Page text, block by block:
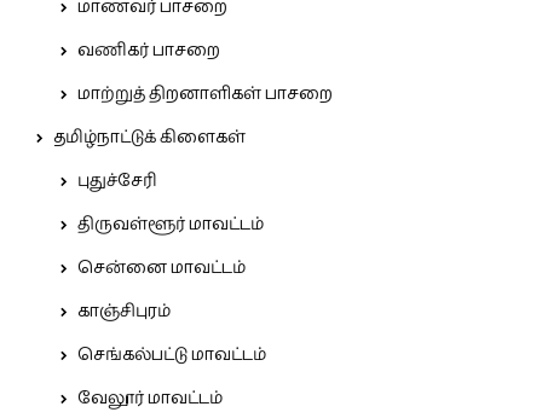
மாணவர் பாசறை
வணிகர் பாசறை
மாற்றுத் திறனாளிகள் பாசறை
தமிழ்நாட்டுக் கிளைகள்
புதுச்சேரி
திருவள்ளூர் மாவட்டம்
சென்னை மாவட்டம்
காஞ்சிபுரம்
செங்கல்பட்டு மாவட்டம்
வேலூர் மாவட்டம்